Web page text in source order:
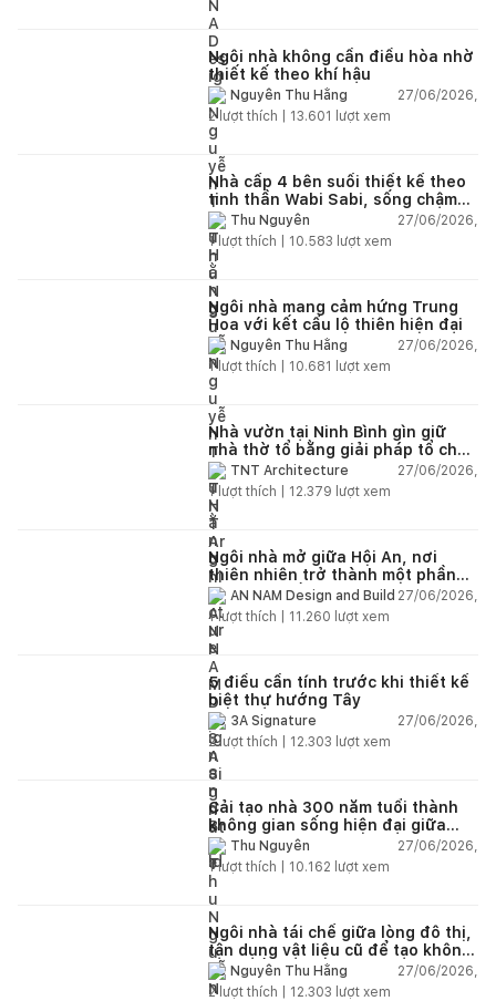
Ngôi nhà không cần điều hòa nhờ
thiết kế theo khí hậu
Nguyễn Thu Hằng
27/06/2026,
2lượt thích | 13.601 lượt xem
Nhà cấp 4 bên suối thiết kế theo
tinh thần Wabi Sabi, sống chậm
giữa thiên nhiên
Thu Nguyễn
27/06/2026,
1lượt thích | 10.583 lượt xem
Ngôi nhà mang cảm hứng Trung
Hoa với kết cấu lộ thiên hiện đại
Nguyễn Thu Hằng
27/06/2026,
1lượt thích | 10.681 lượt xem
Nhà vườn tại Ninh Bình gìn giữ
nhà thờ tổ bằng giải pháp tổ chức
lại không gian
TNT Architecture
27/06/2026,
1lượt thích | 12.379 lượt xem
Ngôi nhà mở giữa Hội An, nơi
thiên nhiên trở thành một phần
của cuộc sống
AN NAM Design and Build 27/06/2026,
1lượt thích | 11.260 lượt xem
5 điều cần tính trước khi thiết kế
biệt thự hướng Tây
3A Signature
27/06/2026,
2lượt thích | 12.303 lượt xem
Cải tạo nhà 300 năm tuổi thành
không gian sống hiện đại giữa
thiên nhiên
Thu Nguyễn
27/06/2026,
1lượt thích | 10.162 lượt xem
Ngôi nhà tái chế giữa lòng đô thị,
tận dụng vật liệu cũ để tạo không
gian sống linh hoạt
Nguyễn Thu Hằng
27/06/2026,
2lượt thích | 12.303 lượt xem